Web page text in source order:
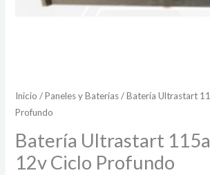
Inicio /Paneles y Baterías/ Batería Ultrastart
Profundo
Batería Ultrastart
12v Ciclo Profundo